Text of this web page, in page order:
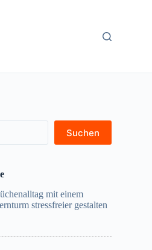
Suchen
mit einem
stressfreier gestalten